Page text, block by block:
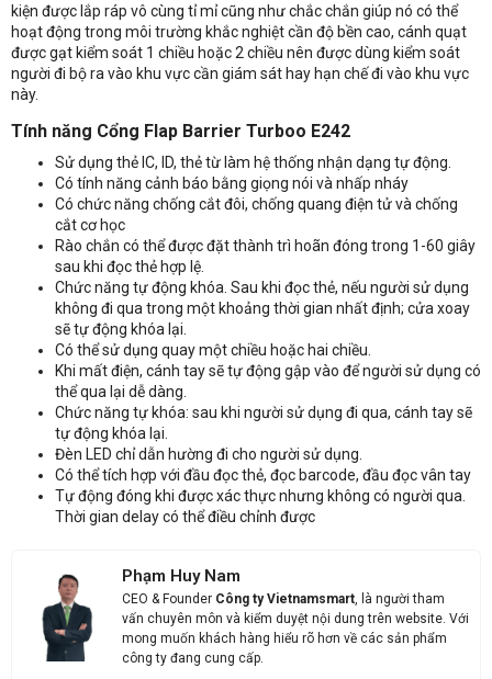
kiện được lắp ráp vô cùng tỉ mỉ cũng như chắc chắn giúp nó có thể
hoạt động trong môi trường khắc nghiệt cần độ bền cao, cánh quạt
được gạt kiểm soát 1 chiều hoặc 2 chiều nên được dùng kiểm soát
người đi bộ ra vào khu vực cần giám sát hay hạn chế đi vào khu vực
này.
Tính năng Cổng Flap Barrier Turboo E242
Sử dụng thẻ IC, ID, thẻ từ làm hệ thống nhận dạng tự động.
Có tính năng cảnh báo bằng giọng nói và nhấp nháy
Có chức năng chống cắt đôi, chống quang điện tử và chống
cắt cơ học
Rào chắn có thể được đặt thành trì hoãn đóng trong 1-60 giây
sau khi đọc thẻ hợp lệ.
Chức năng tự động khóa. Sau khi đọc thẻ, nếu người sử dụng
không đi qua trong một khoảng thời gian nhất định; cửa xoay
sẽ tự động khóa lại.
Có thể sử dụng quay một chiều hoặc hai chiều.
Khi mất điện, cánh tay sẽ tự động gập vào để người sử dụng có
thể qua lại dễ dàng.
Chức năng tự khóa: sau khi người sử dụng đi qua, cánh tay sẽ
tự động khóa lại.
Đèn LED chỉ dẫn hường đi cho người sử dụng.
Có thể tích hợp với đầu đọc thẻ, đọc barcode, đầu đọc vân tay
Tự động đóng khi được xác thực nhưng không có người qua.
Thời gian delay có thể điều chỉnh được
Phạm Huy Nam
CEO & Founder Công ty Vietnamsmart, là người tham
vấn chuyên môn và kiểm duyệt nội dung trên website. Với
mong muốn khách hàng hiểu rõ hơn về các sản phẩm
công ty đang cung cấp.
Nhận báo giá sản phẩm: Cổng Flap Barrier Turboo E242